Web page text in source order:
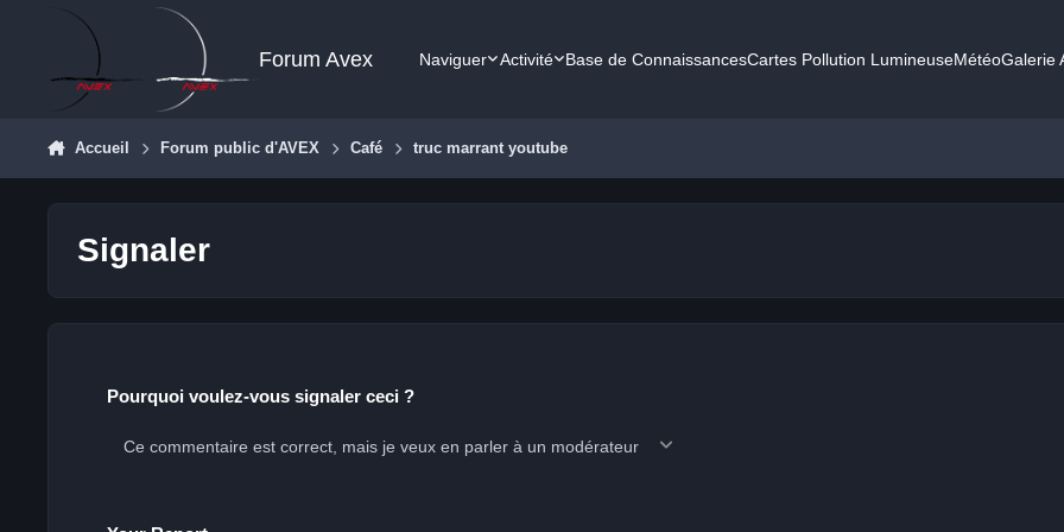
Aller au contenu
Forum Avex Naviguer Activité Base de ConnaissancesCartes Pollution LumineuseMétéoGalerie
Accueil Forum public d'AVEX Café truc marrant youtube
Signaler
Pourquoi voulez-vous signaler ceci ?